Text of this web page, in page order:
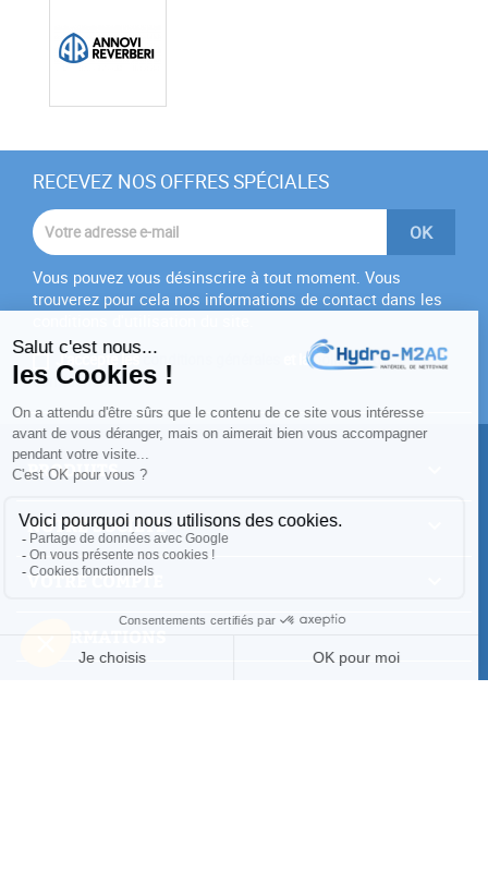
RECEVEZ NOS OFFRES SPÉCIALES
Vous pouvez vous désinscrire à tout moment. Vous
trouverez pour cela nos informations de contact dans les
J'accepte lesconditions générales et lapolitique de
confidentialité
PRODUITS
NOTRE SOCIÉTÉ
VOTRE COMPTE
INFORMATIONS